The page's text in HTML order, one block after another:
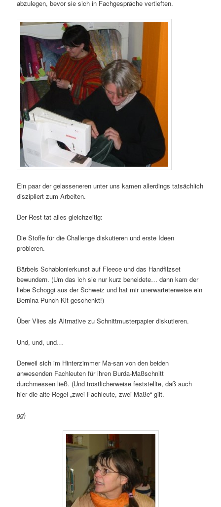
abzulegen, bevor sie sich in Fachgespräche vertieften.
Ein paar der gelasseneren unter uns kamen allerdings tatsächlich
diszipliert zum Arbeiten.
Der Rest tat alles gleichzeitig:
Die Stoffe für die Challenge diskutieren und erste Ideen
probieren.
Bärbels Schablonierkunst auf Fleece und das Handfilzset
bewundern. (Um das ich sie nur kurz beneidete… dann kam der
liebe Schoggi aus der Schweiz und hat mir unerwarteterweise ein
Bernina Punch-Kit geschenkt!)
Über Vlies als Altrnative zu Schnittmusterpapier diskutieren.
Und, und, und…
Derweil sich im Hinterzimmer Ma-san von den beiden
anwesenden Fachleuten für ihren Burda-Maßschnitt
durchmessen ließ. (Und tröstlicherweise feststellte, daß auch
hier die alte Regel „zwei Fachleute, zwei Maße“ gilt.
gg)